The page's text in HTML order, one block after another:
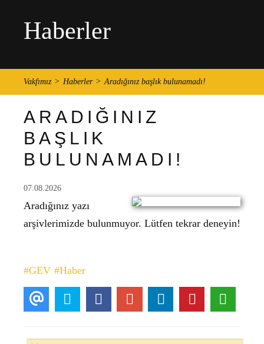
Haberler
Vakfımız Haberler Aradığınız başlık bulunamadı!
ARADIĞINIZ
BAŞLIK
BULUNAMADI!
07.08.2026
Aradığınız yazı
arşivlerimizde bulunmuyor. Lütfen tekrar deneyin!
#GEV #Haber